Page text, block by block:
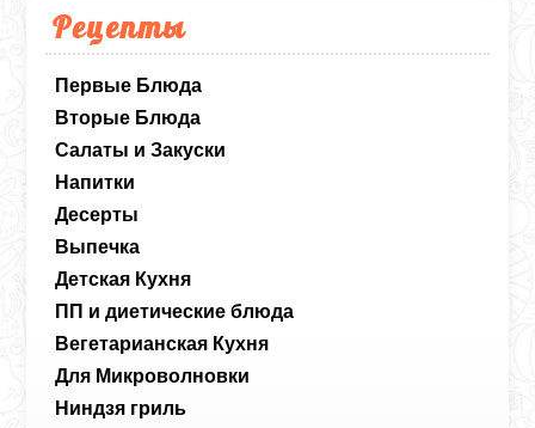
Рецепты
Первые Блюда
Вторые Блюда
Салаты и Закуски
Напитки
Десерты
Выпечка
Детская Кухня
ПП и диетические блюда
Вегетарианская Кухня
Для Микроволновки
Ниндзя гриль